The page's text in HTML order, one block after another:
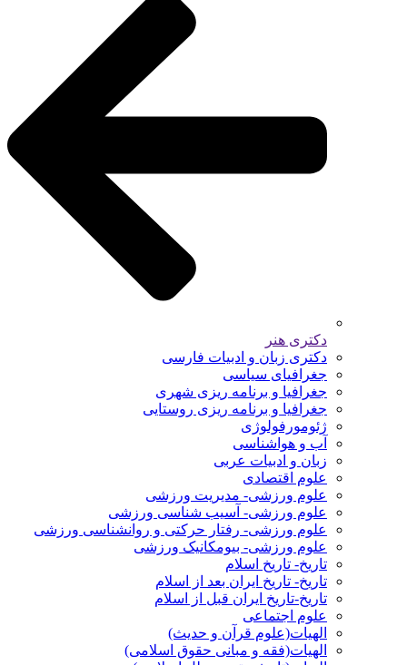
دکتری هنر
دکتری زبان و ادبیات فارسی
جغرافیای سیاسی
جغرافیا و برنامه ریزی شهری
جغرافیا و برنامه ریزی روستایی
ژئومورفولوژی
آب و هواشناسی
زبان و ادبیات عربی
علوم اقتصادی
علوم ورزشی- مدیریت ورزشی
علوم ورزشی- آسیب شناسی ورزشی
علوم ورزشی- رفتار حرکتی و روانشناسی ورزشی
علوم ورزشی- بیومکانیک ورزشی
تاریخ- تاریخ اسلام
تاریخ- تاریخ ایران بعد از اسلام
تاریخ-تاریخ ایران قبل از اسلام
علوم اجتماعی
الهیات(علوم قرآن و حدیث)
الهیات(فقه و مبانی حقوق اسلامی)